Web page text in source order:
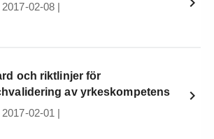
02-08 |
och riktlinjer för
av yrkeskompetens
02-01 |